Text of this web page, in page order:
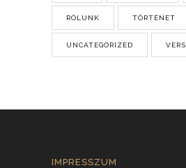
RÓLUNK TÖRTÉNET
UNCATEGORIZED VERS
IMPRESSZUM